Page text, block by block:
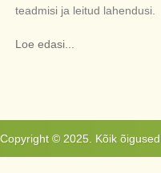
teadmisi ja leitud lahendusi.
Loe edasi...
Copyright © 2025. Kõik